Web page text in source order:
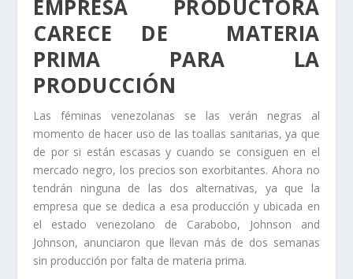
EMPRESA PRODUCTORA
CARECE DE MATERIA
PRIMA PARA LA
PRODUCCIÓN
Las féminas venezolanas se las verán negras al
momento de hacer uso de las toallas sanitarias, ya que
de por si están escasas y cuando se consiguen en el
mercado negro, los precios son exorbitantes. Ahora no
tendrán ninguna de las dos alternativas, ya que la
empresa que se dedica a esa producción y ubicada en
el estado venezolano de Carabobo, Johnson and
Johnson, anunciaron que llevan más de dos semanas
sin producción por falta de materia prima.